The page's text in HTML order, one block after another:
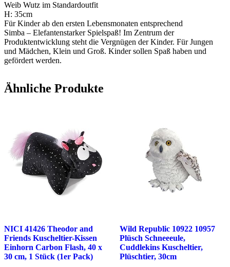
Weib Wutz im Standardoutfit
H: 35cm
Für Kinder ab den ersten Lebensmonaten entsprechend
Simba – Elefantenstarker Spielspaß! Im Zentrum der
Produktentwicklung steht die Vergnügen der Kinder. Für Jungen
und Mädchen, Klein und Groß. Kinder sollen Spaß haben und
gefördert werden.
Ähnliche Produkte
NICI 41426 Theodor and
Friends Kuscheltier-Kissen
Einhorn Carbon Flash, 40 x
30 cm, 1 Stück (1er Pack)
Wild Republic 10922 10957
Plüsch Schneeeule,
Cuddlekins Kuscheltier,
Plüschtier, 30cm